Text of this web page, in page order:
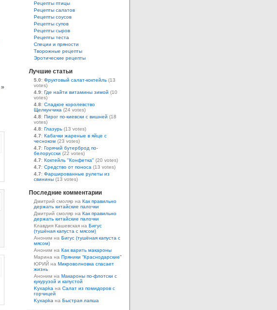
»
Рецепты птицы
Рецепты салатов
Рецепты соусов
Рецепты супов
Рецепты сыров
Рецепты теста
Специи и пряности
Творожные рецепты
Эротические рецепты
Лучшие статьи
5.0: Фруктовый салат-коктейль (13
votes)
4.9: Где найти витамины зимой (10
votes)
4.8: Сладкое королевство
Щелкунчика (24 votes)
4.8: Пирог по-киевски с вишней (18
votes)
4.8: Глазурь (13 votes)
4.7: Кабачки жареные в яйце с
чесноком (23 votes)
4.7: Горячий бутерброд по-
белорусски (22 votes)
4.7: Коктейль "Конфетка" (20 votes)
4.7: Средство от поноса (13 votes)
4.7: Фаршированные рулеты из
свинины (13 votes)
Последние комментарии
Дмитрий смоляр на Как правильно
держать китайские палочки
Дмитрий смоляр на Как правильно
держать китайские палочки
Клавдия Кашевская на Бигус
(тушёная капуста с мясом)
Аноним на Бигус (тушёная капуста с
мясом)
Аноним на Как варить макароны
Марина на Пряники “Краснодарские”
ЮРИЙ на Микроволновка спасает
жизнь
Аноним на Макароны по-флотски с
кукурузой и капустой
Kyxapka на Салат из помидоров с
горчицей
Kyxapka на Быстрая лапша